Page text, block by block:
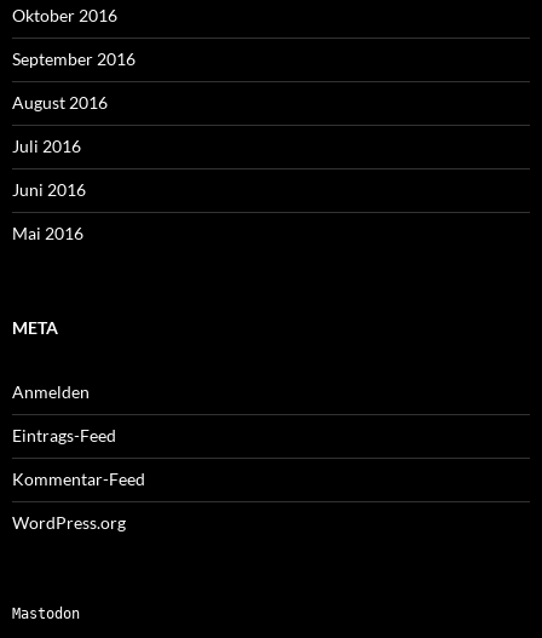
Oktober 2016
September 2016
August 2016
Juli 2016
Juni 2016
Mai 2016
META
Anmelden
Eintrags-Feed
Kommentar-Feed
WordPress.org
Mastodon